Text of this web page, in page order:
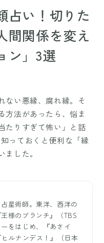
占い！切りた
間関係を変え
ン」3選
ない悪縁、腐れ縁。そ
方法があったら、悩ま
たりすぎて怖い」と話
っておくと便利な「縁
した。
星術師。東洋、西洋の
様のブランチ』（TBS
をはじめ、『あさイ
ルナンデス！』（日本